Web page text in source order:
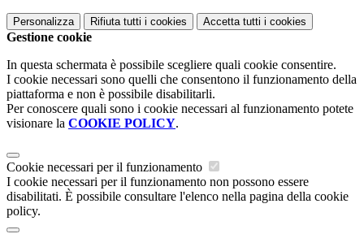
Personalizza Rifiuta tutti i cookies Accetta tutti i cookies
Gestione cookie
In questa schermata è possibile scegliere quali cookie consentire.
I cookie necessari sono quelli che consentono il funzionamento della
piattaforma e non è possibile disabilitarli.
Per conoscere quali sono i cookie necessari al funzionamento potete
visionare la COOKIE POLICY.
Cookie necessari per il funzionamento
I cookie necessari per il funzionamento non possono essere
disabilitati. È possibile consultare l'elenco nella pagina della cookie
policy.